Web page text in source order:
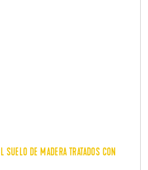
SUELO DE MADERA TRATADOS CON